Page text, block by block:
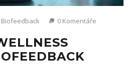
Biofeedback 0 Komentáře